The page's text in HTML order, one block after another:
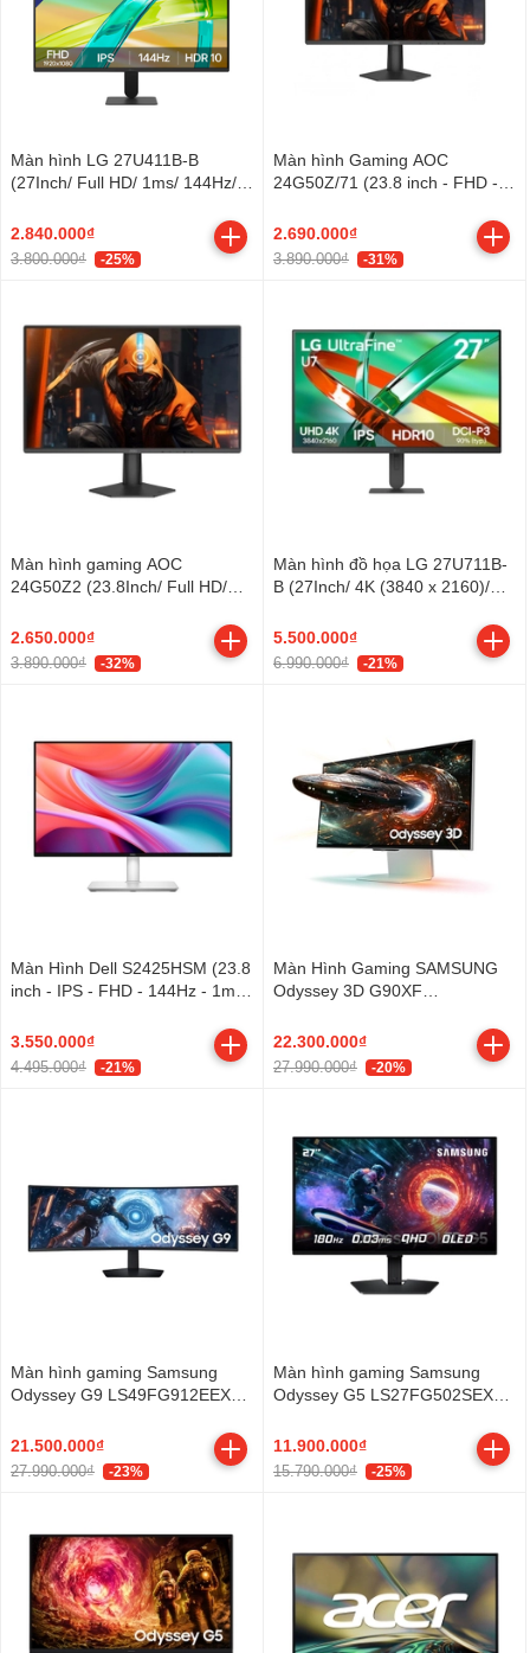
Màn hình LG 27U411B-B
(27Inch/ Full HD/ 1ms/ 144Hz/
2.840.000₫
3.800.000₫ -25%
Màn hình Gaming AOC
24G50Z/71 (23.8 inch - FHD -
2.690.000₫
3.890.000₫ -31%
Màn hình gaming AOC
24G50Z2 (23.8Inch/ Full HD/
2.650.000₫
3.890.000₫ -32%
Màn hình đồ họa LG 27U711B-
B (27Inch/ 4K (3840 x 2160)/
5.500.000₫
6.990.000₫ -21%
Màn Hình Dell S2425HSM (23.8
inch - IPS - FHD - 144Hz - 1ms
3.550.000₫
4.495.000₫ -21%
Màn Hình Gaming SAMSUNG
Odyssey 3D G90XF
IPS - 4K - 165Hz - 1ms -
Speaker)
22.300.000₫
27.990.000₫ -20%
Màn hình gaming Samsung
Odyssey G9 LS49FG912EEXXV
1ms/ 144Hz/ 350cd/m2/ VA)
21.500.000₫
27.990.000₫ -23%
Màn hình gaming Samsung
Odyssey G5 LS27FG502SEXXV
200cd/m2/ OLED)
11.900.000₫
15.790.000₫ -25%